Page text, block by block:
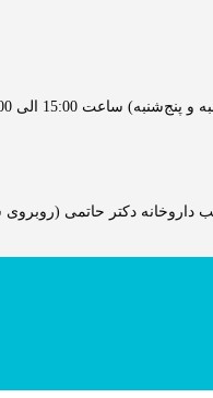
ساعت 15:00 الی 20:00
دکتر حاتمی (روبروی